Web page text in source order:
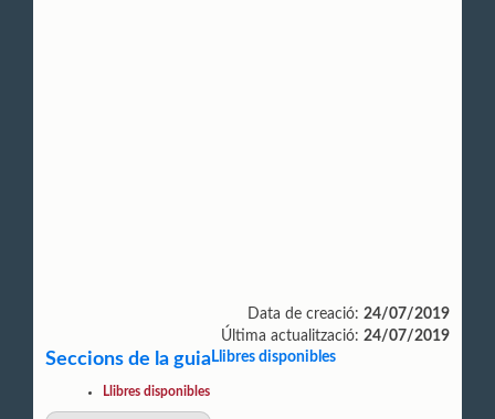
Data de creació: 24/07/2019
Última actualització: 24/07/2019
Seccions de la guia
Llibres disponibles
Llibres disponibles